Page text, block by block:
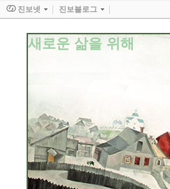
새로운 삶을 위해
진보넷 진보블로그